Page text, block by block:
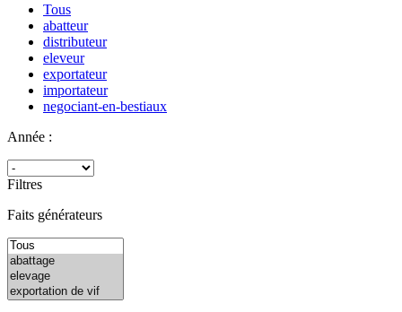
Tous
abatteur
distributeur
eleveur
exportateur
importateur
negociant-en-bestiaux
Année :
Filtres
Faits générateurs